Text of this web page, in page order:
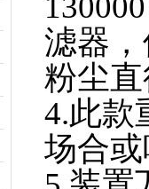
滤器
粉尘直
4.此款
场合